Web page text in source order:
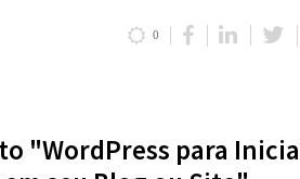
0
"WordPress para